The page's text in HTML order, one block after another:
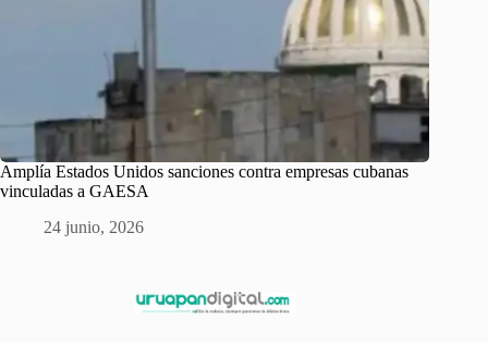
Amplía Estados Unidos sanciones contra empresas cubanas
vinculadas a GAESA
24 junio, 2026